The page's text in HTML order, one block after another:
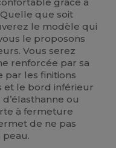
grâce à
que soit
le modèle qui
le proposons
Vous serez
renforcée par sa
par les finitions
et le bord inférieur
ou
à fermeture
de ne pas
peau.